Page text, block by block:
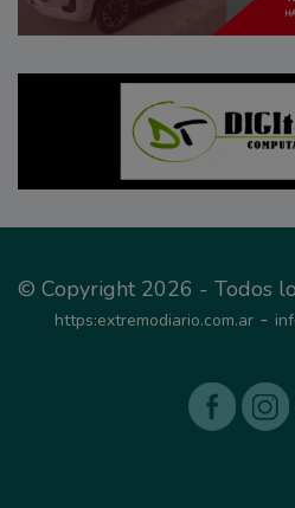
© Copyright 2026 - Todos
https:extremodiario.com.ar -